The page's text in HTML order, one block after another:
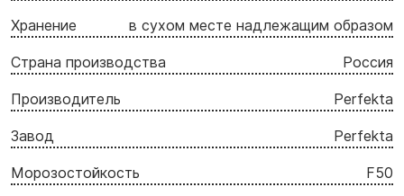
Хранение в сухом месте надлежащим образом
Страна производства Россия
Производитель Perfekta
Завод Perfekta
Морозостойкость F50